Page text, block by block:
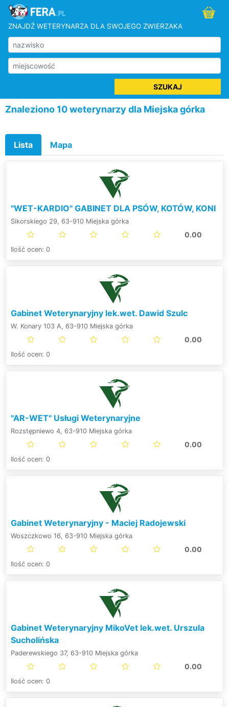
ZNAJDŹ WETERYNARZA DLA SWOJEGO ZWIERZAKA
SZUKAJ
Znaleziono 10 weterynarzy dla Miejska górka
Lista Mapa
"WET-KARDIO" GABINET DLA PSÓW, KOTÓW, KONI
Sikorskiego 29, 63-910 Miejska górka
0.00
Ilość ocen: 0
Gabinet Weterynaryjny lek.wet. Dawid Szulc
W. Konary 103 A, 63-910 Miejska górka
0.00
Ilość ocen: 0
"AR-WET" Usługi Weterynaryjne
Rozstępniewo 4, 63-910 Miejska górka
0.00
Ilość ocen: 0
Gabinet Weterynaryjny - Maciej Radojewski
Woszczkowo 16, 63-910 Miejska górka
0.00
Ilość ocen: 0
Gabinet Weterynaryjny MikoVet lek.wet. Urszula
Sucholińska
Paderewskiego 37, 63-910 Miejska górka
0.00
Ilość ocen: 0